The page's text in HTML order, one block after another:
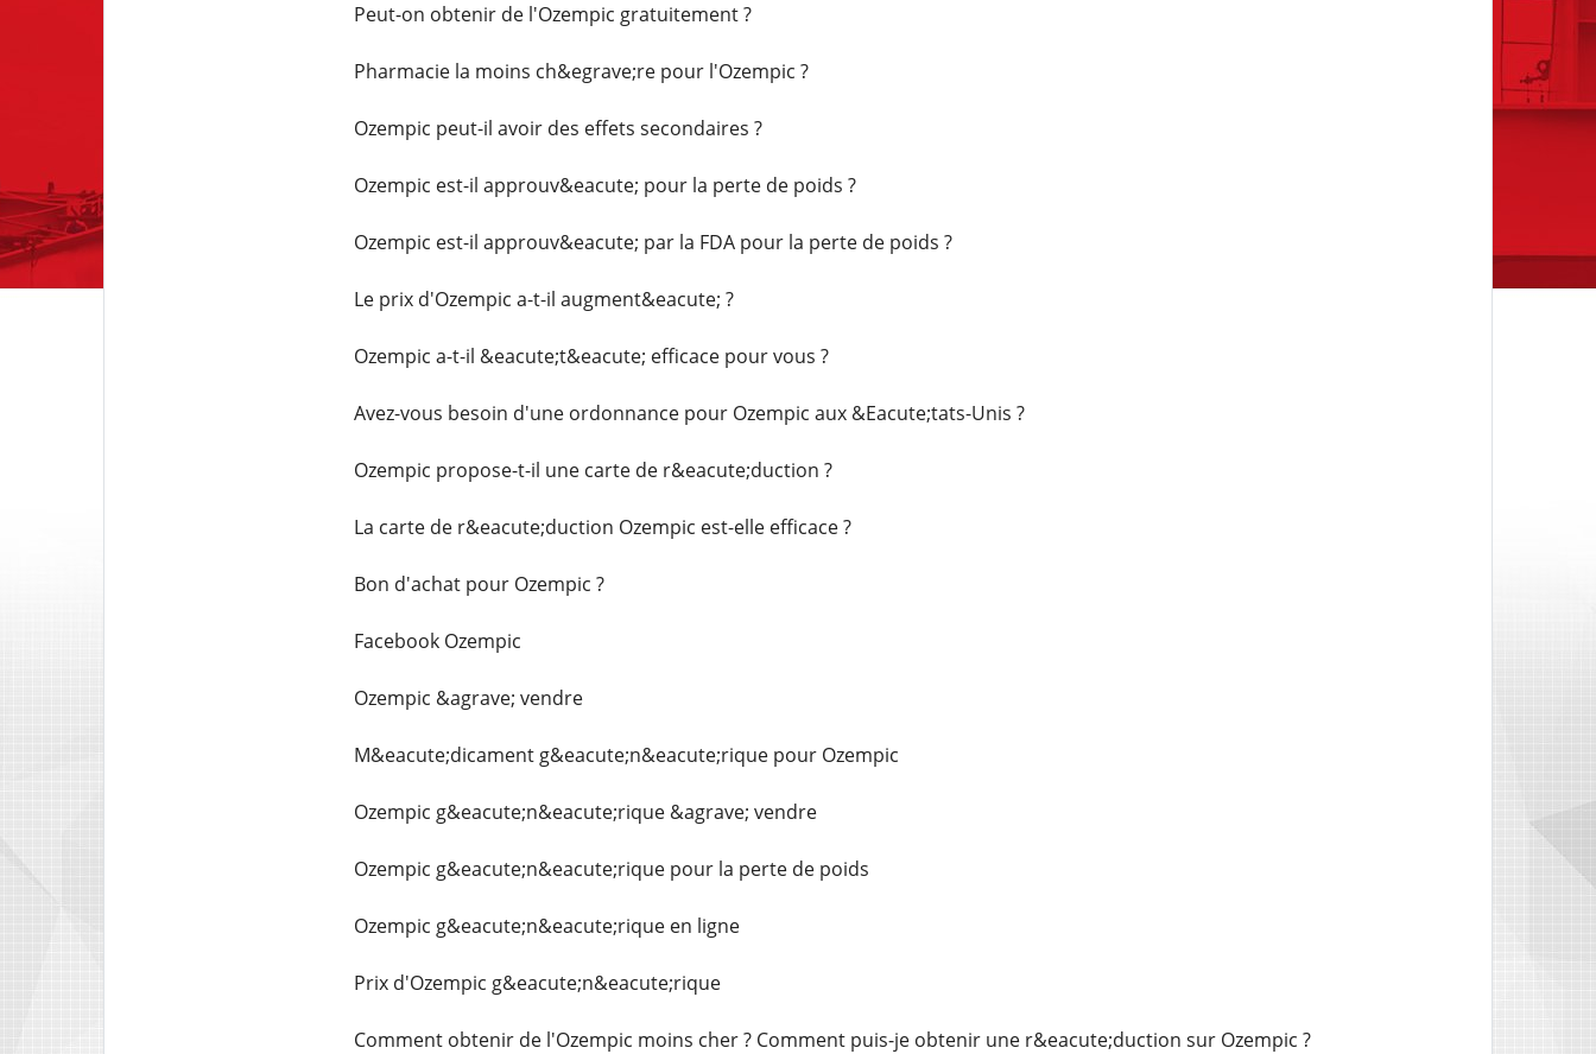
Peut-on obtenir de l'Ozempic gratuitement ?
Pharmacie la moins ch&egrave;re pour l'Ozempic ?
Ozempic peut-il avoir des effets secondaires ?
Ozempic est-il approuv&eacute; pour la perte de poids ?
Ozempic est-il approuv&eacute; par la FDA pour la perte de poids ?
Le prix d'Ozempic a-t-il augment&eacute; ?
Ozempic a-t-il &eacute;t&eacute; efficace pour vous ?
Avez-vous besoin d'une ordonnance pour Ozempic aux &Eacute;tats-Unis ?
Ozempic propose-t-il une carte de r&eacute;duction ?
La carte de r&eacute;duction Ozempic est-elle efficace ?
Bon d'achat pour Ozempic ?
Facebook Ozempic
Ozempic &agrave; vendre
M&eacute;dicament g&eacute;n&eacute;rique pour Ozempic
Ozempic g&eacute;n&eacute;rique &agrave; vendre
Ozempic g&eacute;n&eacute;rique pour la perte de poids
Ozempic g&eacute;n&eacute;rique en ligne
Prix d'Ozempic g&eacute;n&eacute;rique
Comment obtenir de l'Ozempic moins cher ? Comment puis-je obtenir une r&eacute;duction sur Ozempic ?